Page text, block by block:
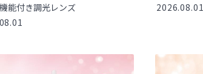
能付き調光レンズ
2026.08.01